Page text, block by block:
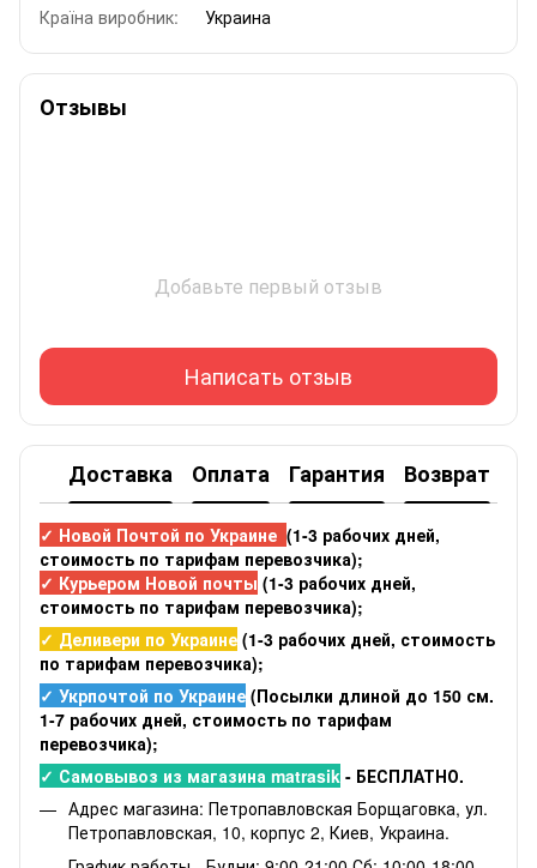
Країна виробник:
Украина
Отзывы
Добавьте первый отзыв
Написать отзыв
Доставка Оплата Гарантия Возврат
✓ Новой Почтой по Украине (1-3 рабочих дней,
стоимость по тарифам перевозчика);
✓ Курьером Новой почты (1-3 рабочих дней,
стоимость по тарифам перевозчика);
✓ Деливери по Украине (1-3 рабочих дней, стоимость
по тарифам перевозчика);
✓ Укрпочтой по Украине (Посылки длиной до 150 см.
1-7 рабочих дней, стоимость по тарифам
перевозчика);
✓ Самовывоз из магазина matrasik - БЕСПЛАТНО.
Адрес магазина: Петропавловская Борщаговка, ул.
Петропавловская, 10, корпус 2, Киев, Украина.